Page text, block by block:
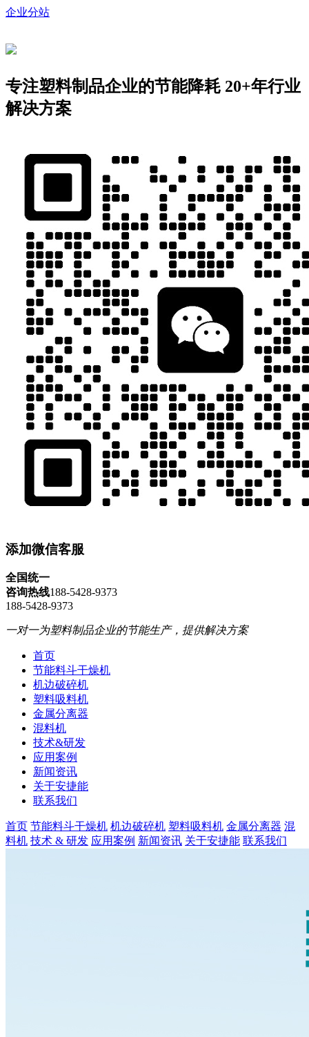
企业分站
专注塑料制品企业的节能降耗 20+年行业
解决方案
添加微信客服
全国统一
咨询热线188-5428-9373
188-5428-9373
一对一为塑料制品企业的节能生产，提供解决方案
首页
节能料斗干燥机
机边破碎机
塑料吸料机
金属分离器
混料机
技术&研发
应用案例
新闻资讯
关于安捷能
联系我们
首页 节能料斗干燥机 机边破碎机 塑料吸料机 金属分离器 混
料机 技术 & 研发 应用案例 新闻资讯 关于安捷能 联系我们